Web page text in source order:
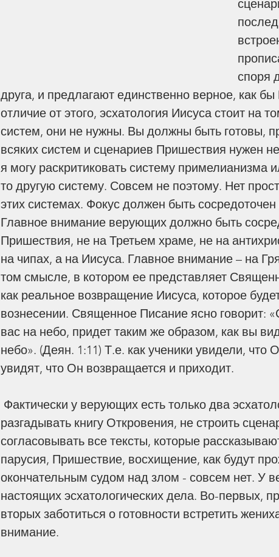
споря
друга, и предлагают единственно верное, как
отличие от этого, эсхатология Иисуса стоит на
систем, они не нужны. Вы должны быть готовы,
всяких систем и сценариев Пришествия нужен
я могу раскритиковать систему примелианизма
то другую систему. Совсем не поэтому. Нет
этих системах. Фокус должен быть
Главное внимание верующих должно быть
Пришествия, не на Третьем храме, не на
на чипах, а на Иисуса. Главное внимание – на
том смысле, в котором ее представляет
как реальное возвращение Иисуса, которое
вознесении. Священное Писание ясно говорит:
вас на небо, придет таким же образом, как вы
небо». (Деян. 1:11) Т.е. как ученики увидели, что
увидят, что Он возвращается и приходит.
разгадывать книгу Откровения, не строить
согласовывать все тексты, которые
парусия, Пришествие, восхищение, как будут
окончательным судом над злом - совсем нет. У
настоящих эсхатологических дела. Во-первых,
вторых заботиться о готовности встретить
внимание.